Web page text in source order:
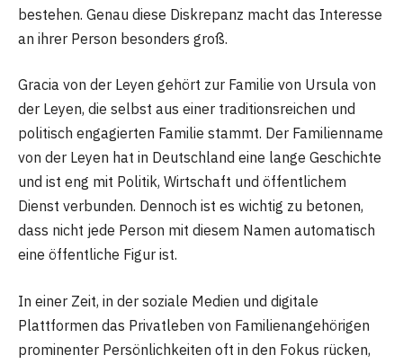
bestehen. Genau diese Diskrepanz macht das Interesse
an ihrer Person besonders groß.
Gracia von der Leyen gehört zur Familie von Ursula von
der Leyen, die selbst aus einer traditionsreichen und
politisch engagierten Familie stammt. Der Familienname
von der Leyen hat in Deutschland eine lange Geschichte
und ist eng mit Politik, Wirtschaft und öffentlichem
Dienst verbunden. Dennoch ist es wichtig zu betonen,
dass nicht jede Person mit diesem Namen automatisch
eine öffentliche Figur ist.
In einer Zeit, in der soziale Medien und digitale
Plattformen das Privatleben von Familienangehörigen
prominenter Persönlichkeiten oft in den Fokus rücken,